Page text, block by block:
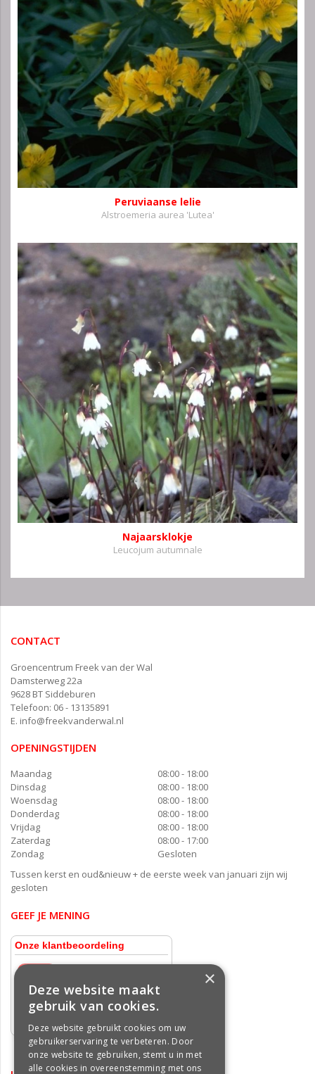
Peruviaanse lelie
Alstroemeria aurea 'Lutea'
Najaarsklokje
Leucojum autumnale
CONTACT
Groencentrum Freek van der Wal
Damsterweg 22a
9628 BT Siddeburen
Telefoon: 06 - 13135891
E. info@freekvanderwal.nl
OPENINGSTIJDEN
Maandag
08:00 - 18:00
Dinsdag
08:00 - 18:00
Woensdag
08:00 - 18:00
Donderdag
08:00 - 18:00
Vrijdag
08:00 - 18:00
Zaterdag
08:00 - 17:00
Zondag
Gesloten
Tussen kerst en oud&nieuw + de eerste week van januari zijn wij
gesloten
GEEF JE MENING
×
Deze website maakt
gebruik van cookies.
Deze website gebruikt cookies om uw
gebruikerservaring te verbeteren. Door
onze website te gebruiken, stemt u in met
alle cookies in overeenstemming met ons